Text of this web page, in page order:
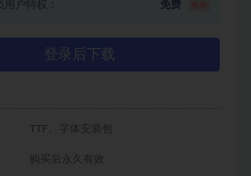
用户特权： 免费
登录后下载
TTF、字体安装包
购买后永久有效